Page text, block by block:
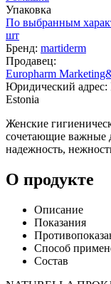
Упаковка
По выбранным
шт
Бренд: martiderm
Продавец:
Europharm
Юридический адрес:
Estonia
Женские
сочетающие важные
надежность,
О продукте
Описание
Показания
Способ
Состав